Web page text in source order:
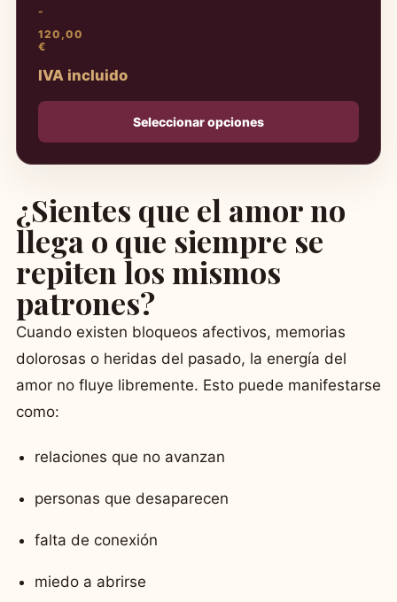
-
120,00
€
RANGO
DE
DESDE
120,00 €
IVA incluido
Seleccionar opciones
¿Sientes que el amor no
llega o que siempre se
repiten los mismos
patrones?
Cuando existen bloqueos afectivos, memorias
dolorosas o heridas del pasado, la energía del
amor no fluye libremente. Esto puede manifestarse
como:
relaciones que no avanzan
personas que desaparecen
falta de conexión
miedo a abrirse